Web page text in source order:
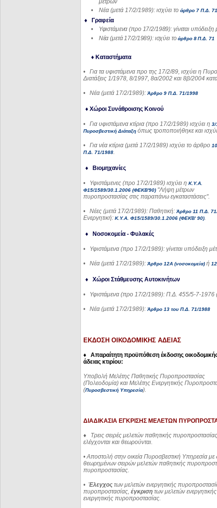
μέτρων
•
Νέα (μετά 17/2/1989): ισχύει το άρθρο 7 Π.Δ.
♦ Γραφεία
•
Υφιστάμενα (προ 17/2/1989): γίνεται υπόδειξη
•
Νέα (μετά 17/2/1989): ισχύει τοάρθρο 8 Π.Δ. 71
♦ Καταστήματα
• Για τα υφιστάμενα προ της 17/2/89, ισχύει η
Διατάξεις 1/1978, 8/1997, 8α/2002 και 8β/2004
• Νέα (μετά 17/2/1989): Άρθρο 9 Π.Δ. 71/1998
♦ Χώροι Συνάθροισης Κοινού
• Για υφιστάμενα κτίρια (προ 17/2/1989) ισχύει η 3/
Πυροσβεστική Διάταξη όπως τροποποιήθηκε και
• Για νέα κτίρια (μετά 17/2/1989) ισχύει το άρθρο
Π.Δ. 71/1988.
♦ Βιομηχανίες
• Υφιστάμενες (προ 17/2/1989) ισχύει η Κ.Υ.Α.
Φ15/1589/30.1.2006 (ΦΕΚΒ'90) "Λήψη μέτρων
πυροπροστασίας στις παραπάνω εγκαταστάσεις".
• Νέες (μετά 17/2/1989): Παθητική: Άρθρο 11 Π.Δ.
Ενεργητική: Κ.Υ.Α. Φ15/1589/30.1.2006 (ΦΕΚΒ' 90).
♦ Νοσοκομεία - Φυλακές
• Υφιστάμενα (προ 17/2/1989): γίνεται υπόδειξη
• Νέα (μετά 17/2/1989): Άρθρο 12Α (νοσοκομεία) ή
♦ Χώροι Στάθμευσης Αυτοκινήτων
• Υφιστάμενα (προ 17/2/1989): Π.Δ. 455/5-7-
• Νέα (μετά 17/2/1989): Άρθρο 13 του Π.Δ. 71/1988
ΕΚΔΟΣΗ ΟΙΚΟΔΟΜΙΚΗΣ ΑΔΕΙΑΣ
♦ Απαραίτητη προϋπόθεση έκδοσης
άδειας κτιρίου:
Υποβολή Μελέτης Παθητικής Πυροπροστασίας
(Πολεοδομία) και Μελέτης Ενεργητικής
(Πυροσβεστική Υπηρεσία).
ΔΙΑΔΙΚΑΣΙΑ ΕΓΚΡΙΣΗΣ ΜΕΛΕΤΩΝ
♦ Τρεις σειρές μελετών παθητικής
ελέγχονται και θεωρούνται.
•Αποστολή στην οικεία Πυροσβεστική Υπηρεσία
θεωρημένων σειρών μελετών παθητικής
πυροπροστασίας.
• Έλεγχος των μελετών ενεργητικής
πυροπροστασίας, έγκριση των μελετών
ενεργητικής πυροπροστασίας.